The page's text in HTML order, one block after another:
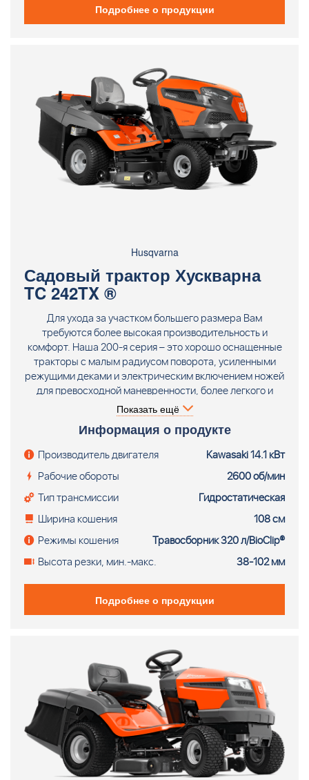
Подробнее о продукции
Husqvarna
Садовый трактор Хускварна
TC 242TX ®
Для ухода за участком большего размера Вам
требуются более высокая производительность и
комфорт. Наша 200-я серия – это хорошо оснащенные
тракторы с малым радиусом поворота, усиленными
режущими деками и электрическим включением ножей
для превосходной маневренности, более легкого и
эффективного кошения и уменьшения нескошенных
областей. HUSQVARNA TC 242TX
Высокопроизводительный трактор Хускварна TC 242TX
с очень большим задним травосборником, маленьким
диаметром не скошенного круга и мощным
двухцилиндровым двигателем. Двигатель Kawasaki.
Гидростатическая трансмиссия. Ширина кошения 108
см. Травосборник 320 литров - входит в комплектацию.
Показать ещё
Информация о продукте
Производитель двигателя
Kawasaki 14.1 кВт
Рабочие обороты
2600 об/мин
Тип трансмиссии
Гидростатическая
Ширина кошения
108 см
Режимы кошения
Травосборник 320 л/BioClip®
Высота резки, мин.-макс.
38-102 мм
Подробнее о продукции